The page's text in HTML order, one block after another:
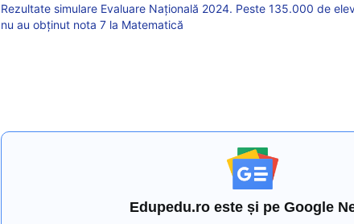
Rezultate simulare Evaluare Națională 2024. Peste 135.000 de
nu au obținut nota 7 la Matematică
Edupedu.ro este și pe Google